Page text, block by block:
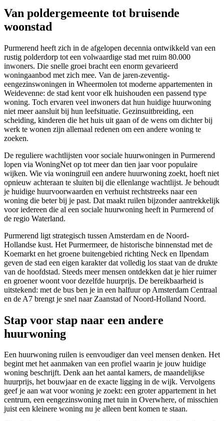
Van poldergemeente tot bruisende
woonstad
Purmerend heeft zich in de afgelopen decennia ontwikkeld van een
rustig polderdorp tot een volwaardige stad met ruim 80.000
inwoners. Die snelle groei bracht een enorm gevarieerd
woningaanbod met zich mee. Van de jaren-zeventig-
eengezinswoningen in Wheermolen tot moderne appartementen in
Weidevenne: de stad kent voor elk huishouden een passend type
woning. Toch ervaren veel inwoners dat hun huidige huurwoning
niet meer aansluit bij hun leefsituatie. Gezinsuitbreiding, een
scheiding, kinderen die het huis uit gaan of de wens om dichter bij
werk te wonen zijn allemaal redenen om een andere woning te
zoeken.
De reguliere wachtlijsten voor sociale huurwoningen in Purmerend
lopen via WoningNet op tot meer dan tien jaar voor populaire
wijken. Wie via woningruil een andere huurwoning zoekt, hoeft niet
opnieuw achteraan te sluiten bij die ellenlange wachtlijst. Je behoudt
je huidige huurvoorwaarden en verhuist rechtstreeks naar een
woning die beter bij je past. Dat maakt ruilen bijzonder aantrekkelijk
voor iedereen die al een sociale huurwoning heeft in Purmerend of
de regio Waterland.
Purmerend ligt strategisch tussen Amsterdam en de Noord-
Hollandse kust. Het Purmermeer, de historische binnenstad met de
Koemarkt en het groene buitengebied richting Neck en Ilpendam
geven de stad een eigen karakter dat volledig los staat van de drukte
van de hoofdstad. Steeds meer mensen ontdekken dat je hier ruimer
en groener woont voor dezelfde huurprijs. De bereikbaarheid is
uitstekend: met de bus ben je in een halfuur op Amsterdam Centraal
en de A7 brengt je snel naar Zaanstad of Noord-Holland Noord.
Stap voor stap naar een andere
huurwoning
Een huurwoning ruilen is eenvoudiger dan veel mensen denken. Het
begint met het aanmaken van een profiel waarin je jouw huidige
woning beschrijft. Denk aan het aantal kamers, de maandelijkse
huurprijs, het bouwjaar en de exacte ligging in de wijk. Vervolgens
geef je aan wat voor woning je zoekt: een groter appartement in het
centrum, een eengezinswoning met tuin in Overwhere, of misschien
juist een kleinere woning nu je alleen bent komen te staan.